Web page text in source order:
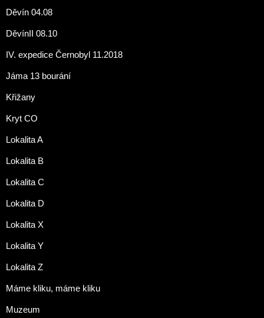
Děvín 04.08
DěvínII 08.10
IV. expedice Černobyl 11.2018
Jáma 13 bourání
Křižany
Kryt CO
Lokalita A
Lokalita B
Lokalita C
Lokalita D
Lokalita X
Lokalita Y
Lokalita Z
Máme kliku, máme kliku
Muzeum